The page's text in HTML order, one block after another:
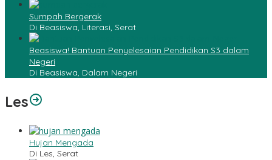
Sumpah Bergerak
Di Beasiswa, Literasi, Serat
Beasiswa! Bantuan Penyelesaian Pendidikan S3 dalam
Negeri
Di Beasiswa, Dalam Negeri
Les
Hujan Mengada
Di Les, Serat